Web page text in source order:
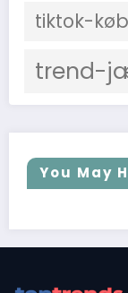
tiktok-køb
trend-
You May